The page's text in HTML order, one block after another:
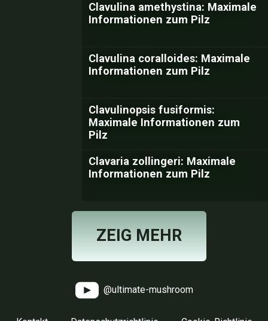
Clavulina amethystina: Maximale
Informationen zum Pilz
Clavulina coralloides: Maximale
Informationen zum Pilz
Clavulinopsis fusiformis:
Maximale Informationen zum
Pilz
Clavaria zollingeri: Maximale
Informationen zum Pilz
ZEIG MEHR
@ultimate-mushroom